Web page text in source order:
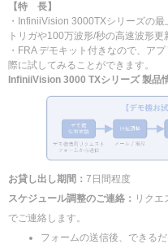
【特 長】
・InfiniiVision 3000TXシリーズの
トリガや100万波形/秒の高速波形更
・FRA デモキット付きなので、ア
際に試してみることができます。
InfiniiVision 3000 TXシリーズ 製品
お貸し出し期間： 7日間程度
スケジュール調整のご連絡： リク
でご連絡します。
フォームの送信後、できる